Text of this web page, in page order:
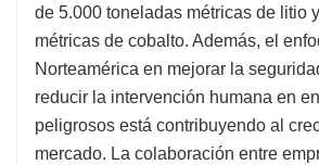
de 5.000 toneladas métricas de litio
métricas de cobalto. Además, el
Norteamérica en mejorar la
reducir la intervención humana en
peligrosos está contribuyendo al
mercado. La colaboración entre